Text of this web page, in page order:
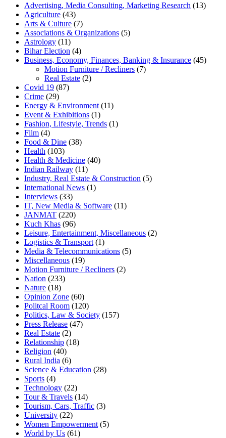
Advertising, Media Consulting, Marketing Research (13)
Agriculture (43)
Arts & Culture (7)
Associations & Organizations (5)
Astrology (11)
Bihar Election (4)
Business, Economy, Finances, Banking & Insurance (45)
Motion Furniture / Recliners (7)
Real Estate (2)
Covid 19 (87)
Crime (29)
Energy & Environment (11)
Event & Exhibitions (1)
Fashion, Lifestyle, Trends (1)
Film (4)
Food & Dine (38)
Health (103)
Health & Medicine (40)
Indian Railway (11)
Industry, Real Estate & Construction (5)
International News (1)
Interviews (33)
IT, New Media & Software (11)
JANMAT (220)
Kuch Khas (96)
Leisure, Entertainment, Miscellaneous (2)
Logistics & Transport (1)
Media & Telecommunications (5)
Miscellaneous (19)
Motion Furniture / Recliners (2)
Nation (233)
Nature (18)
Opinion Zone (60)
Politcal Room (120)
Politics, Law & Society (157)
Press Release (47)
Real Estate (2)
Relationship (18)
Religion (40)
Rural India (6)
Science & Education (28)
Sports (4)
Technology (22)
Tour & Travels (14)
Tourism, Cars, Traffic (3)
University (22)
Women Empowerment (5)
World by Us (61)